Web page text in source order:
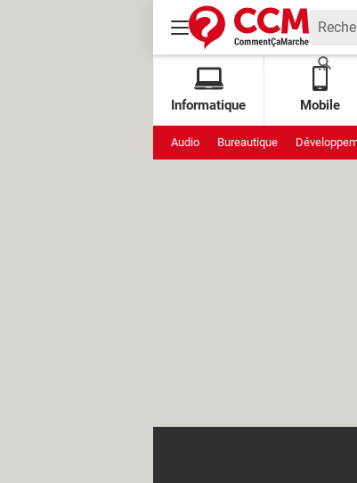
Informatique Mobile
Audio Bureautique